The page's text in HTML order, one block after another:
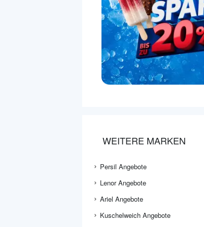
WEITERE MARKEN
Persil Angebote
Lenor Angebote
Ariel Angebote
Kuschelweich Angebote